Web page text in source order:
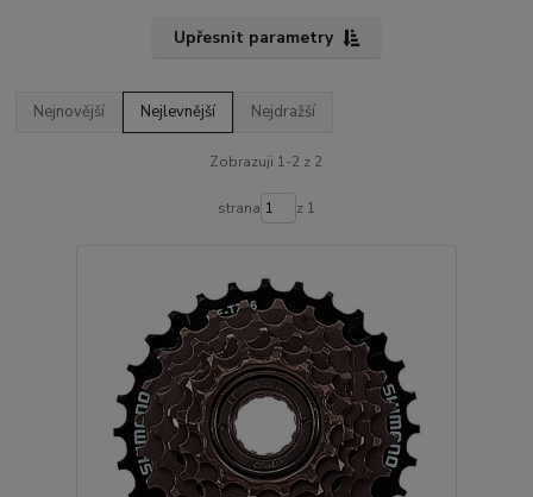
Upřesnit parametry
Nejnovější Nejlevnější Nejdražší
Zobrazuji 1-2 z 2
strana z 1